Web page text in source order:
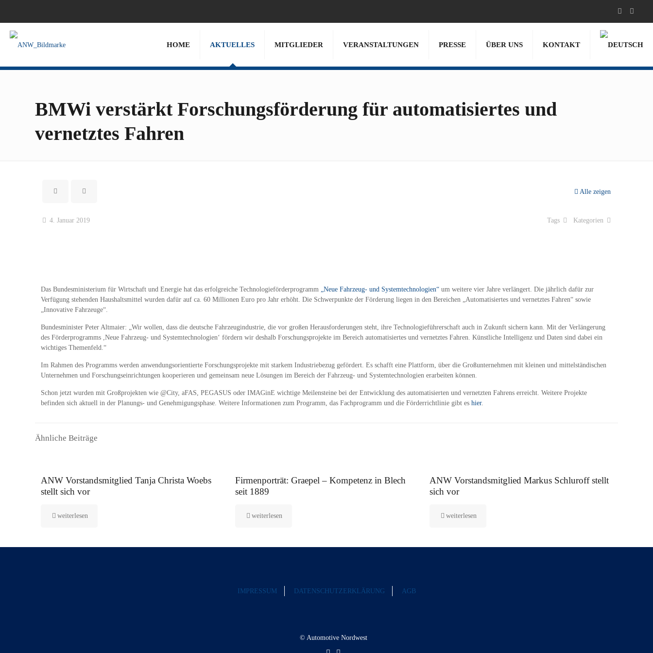
HOME AKTUELLES MITGLIEDER VERANSTALTUNGEN PRESSE ÜBER UNS KONTAKT
BMWi verstärkt Forschungsförderung für automatisiertes und
vernetztes Fahren
Alle zeigen
4. Januar 2019 Kategorien
Tags
Das Bundesministerium für Wirtschaft und Energie hat das erfolgreiche Technologieförderprogramm „Neue Fahrzeug- und Systemtechnologien“ um weitere vier Jahre verlängert. Die jährlich dafür zur
Verfügung stehenden Haushaltsmittel wurden dafür auf ca. 60 Millionen Euro pro Jahr erhöht. Die Schwerpunkte der Förderung liegen in den Bereichen „Automatisiertes und vernetztes Fahren“ sowie
„Innovative Fahrzeuge“.
Bundesminister Peter Altmaier: „Wir wollen, dass die deutsche Fahrzeugindustrie, die vor großen Herausforderungen steht, ihre Technologieführerschaft auch in Zukunft sichern kann. Mit der Verlängerung
des Förderprogramms ,Neue Fahrzeug- und Systemtechnologien‘ fördern wir deshalb Forschungsprojekte im Bereich automatisiertes und vernetztes Fahren. Künstliche Intelligenz und Daten sind dabei ein
wichtiges Themenfeld.“
Im Rahmen des Programms werden anwendungsorientierte Forschungsprojekte mit starkem Industriebezug gefördert. Es schafft eine Plattform, über die Großunternehmen mit kleinen und mittelständischen
Unternehmen und Forschungseinrichtungen kooperieren und gemeinsam neue Lösungen im Bereich der Fahrzeug- und Systemtechnologien erarbeiten können.
Schon jetzt wurden mit Großprojekten wie @City, aFAS, PEGASUS oder IMAGinE wichtige Meilensteine bei der Entwicklung des automatisierten und vernetzten Fahrens erreicht. Weitere Projekte
befinden sich aktuell in der Planungs- und Genehmigungsphase. Weitere Informationen zum Programm, das Fachprogramm und die Förderrichtlinie gibt es hier.
Ähnliche Beiträge
ANW Vorstandsmitglied Tanja Christa Woebs
stellt sich vor
weiterlesen
Firmenporträt: Graepel – Kompetenz in Blech
seit 1889
weiterlesen
ANW Vorstandsmitglied Markus Schluroff stellt
sich vor
weiterlesen
IMPRESSUM DATENSCHUTZERKLÄRUNG AGB
© Automotive Nordwest